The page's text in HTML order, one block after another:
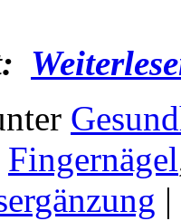
Fingernägel
|